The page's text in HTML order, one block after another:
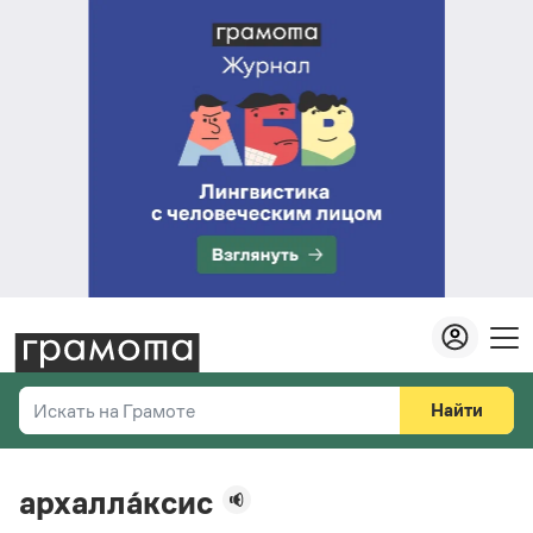
Искать на Грамоте
Справочная служба
Найти
архалла́ксис